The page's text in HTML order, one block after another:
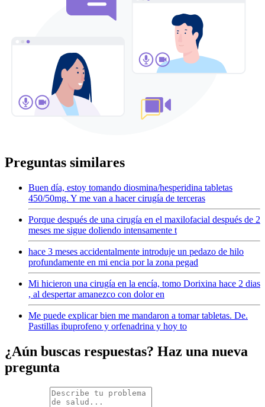
Preguntas similares
Buen día, estoy tomando diosmina/hesperidina tabletas
450/50mg. Y me van a hacer cirugía de terceras
Porque después de una cirugía en el maxilofacial después de 2
meses me sigue doliendo intensamente t
hace 3 meses accidentalmente introduje un pedazo de hilo
profundamente en mi encia por la zona pegad
Mi hicieron una cirugía en la encía, tomo Dorixina hace 2 dias
, al despertar amanezco con dolor en
Me puede explicar bien me mandaron a tomar tabletas. De.
Pastillas ibuprofeno y orfenadrina y hoy to
¿Aún buscas respuestas? Haz una nueva
pregunta